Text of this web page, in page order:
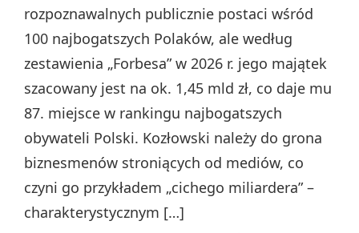
rozpoznawalnych publicznie postaci wśród
100 najbogatszych Polaków, ale według
zestawienia „Forbesa” w 2026 r. jego majątek
szacowany jest na ok. 1,45 mld zł, co daje mu
87. miejsce w rankingu najbogatszych
obywateli Polski. Kozłowski należy do grona
biznesmenów stroniących od mediów, co
czyni go przykładem „cichego miliardera” –
charakterystycznym […]